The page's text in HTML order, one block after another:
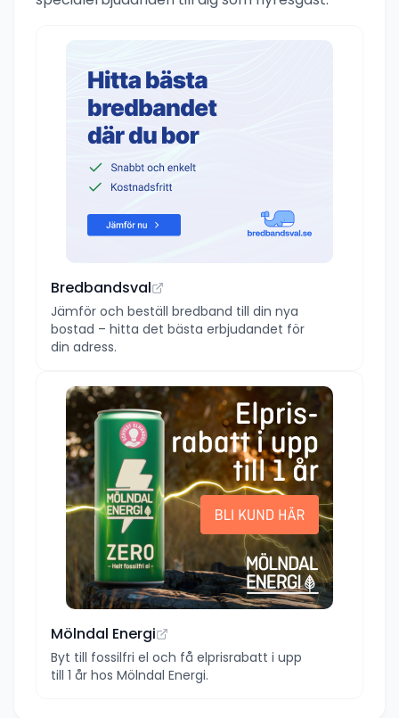
Bredbandsval
Jämför och beställ bredband till din nya
bostad – hitta det bästa erbjudandet för
din adress.
Mölndal Energi
Byt till fossilfri el och få elprisrabatt i upp
till 1 år hos Mölndal Energi.